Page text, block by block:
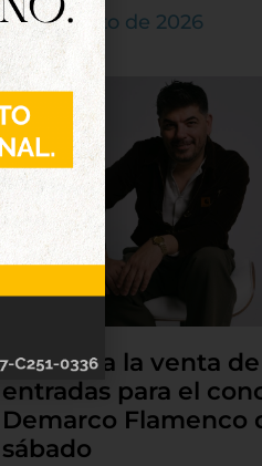
4 de agosto de 2026
Continúa la venta de
entradas para el
Demarco Flamenco
sábado